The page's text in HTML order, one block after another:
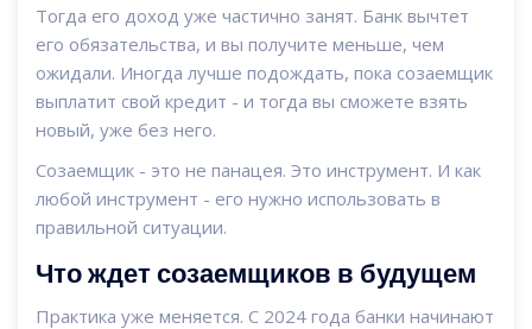
Тогда его доход уже частично занят. Банк вычтет
его обязательства, и вы получите меньше, чем
ожидали. Иногда лучше подождать, пока созаемщик
выплатит свой кредит - и тогда вы сможете взять
новый, уже без него.
Созаемщик - это не панацея. Это инструмент. И как
любой инструмент - его нужно использовать в
правильной ситуации.
Что ждет созаемщиков в будущем
Практика уже меняется. С 2024 года банки начинают